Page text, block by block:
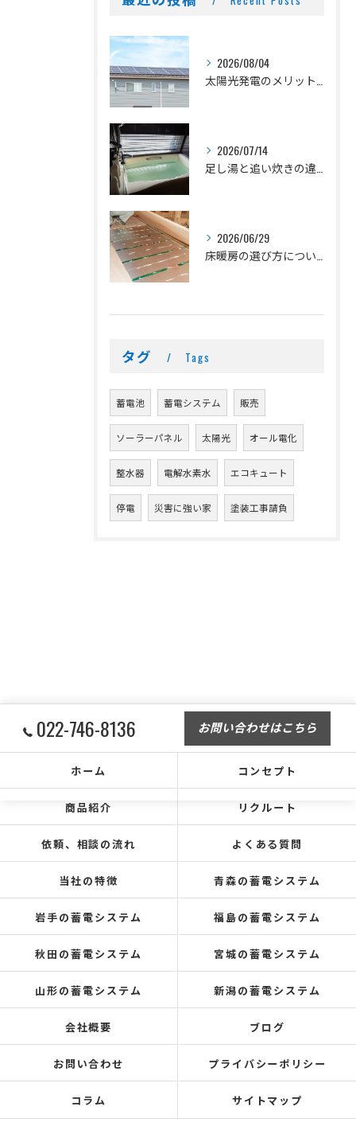
2026/08/04
2026/07/14
2026/06/29
タグ Tags
蓄電池 蓄電システム 販売
ソーラーパネル 太陽光 オール電化
整水器 電解水素水 エコキュート
停電 災害に強い家 塗装工事請負
022-746-8136 お問い合わせはこちら
ホーム コンセプト
商品紹介 リクルート
依頼、相談の流れ よくある質問
当社の特徴 青森の蓄電システム
岩手の蓄電システム 福島の蓄電システム
秋田の蓄電システム 宮城の蓄電システム
山形の蓄電システム 新潟の蓄電システム
会社概要 ブログ
お問い合わせ プライバシーポリシー
コラム サイトマップ